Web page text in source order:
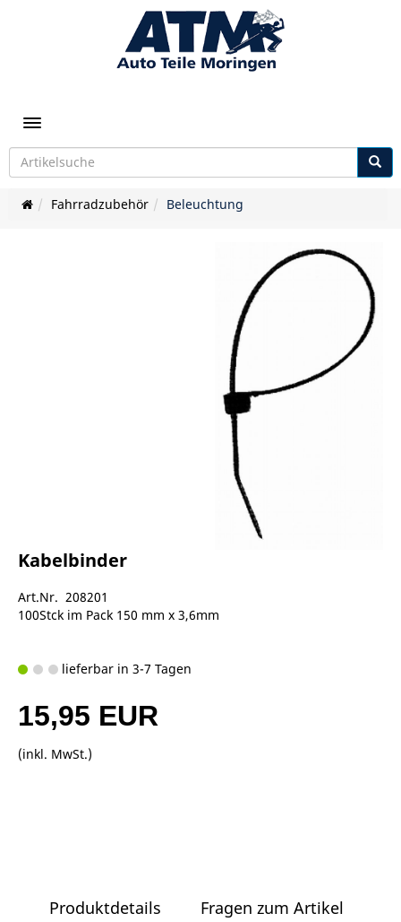
Toggle navigation
Fahrradzubehör Beleuchtung
Kabelbinder
Art.Nr. 208201
100Stck im Pack 150 mm x 3,6mm
lieferbar in 3-7 Tagen
15,95 EUR
(inkl. MwSt.)
Produktdetails Fragen zum Artikel